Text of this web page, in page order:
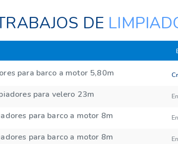
DE
para barco a motor 5,80m
para velero 23m
para barco a motor 8m
para barco a motor 8m